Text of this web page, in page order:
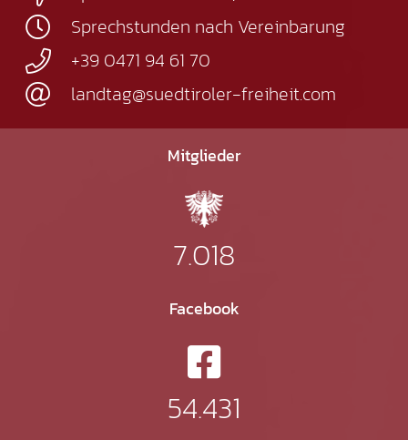
Sprechstunden nach Vereinbarung
+39 0471 94 61 70
landtag@suedtiroler-freiheit.com
Mitglieder
7.018
Facebook
54.431